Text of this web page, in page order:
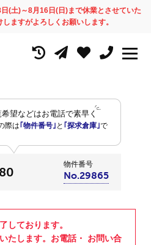
(土)～8月16日(日)まで休業とさせていた
ますがよろしくお願いします。
望などはお電話で素早く
際は ｢物件番号｣ と ｢探求倉庫｣で
物件番号
No.29865
しております。
たします。お電話・ お問い合